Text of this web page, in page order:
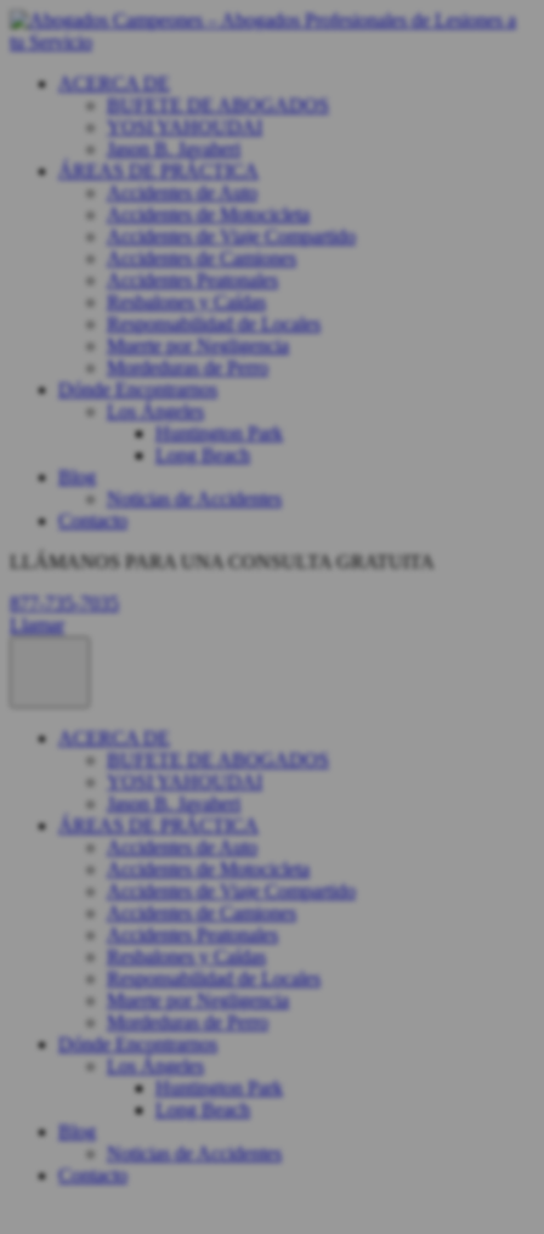
ACERCA DE
BUFETE DE ABOGADOS
YOSI YAHOUDAI
Jason B. Javaheri
ÁREAS DE PRÁCTICA
Accidentes de Auto
Accidentes de Motocicleta
Accidentes de Viaje Compartido
Accidentes de Camiones
Accidentes Peatonales
Resbalones y Caídas
Responsabilidad de Locales
Muerte por Negligencia
Mordeduras de Perro
Dónde Encontrarnos
Los Ángeles
Huntington Park
Long Beach
Blog
Noticias de Accidentes
Contacto
LLÁMANOS PARA UNA CONSULTA GRATUITA
877-735-7035
Llamar
ACERCA DE
BUFETE DE ABOGADOS
YOSI YAHOUDAI
Jason B. Javaheri
ÁREAS DE PRÁCTICA
Accidentes de Auto
Accidentes de Motocicleta
Accidentes de Viaje Compartido
Accidentes de Camiones
Accidentes Peatonales
Resbalones y Caídas
Responsabilidad de Locales
Muerte por Negligencia
Mordeduras de Perro
Dónde Encontrarnos
Los Ángeles
Huntington Park
Long Beach
Blog
Noticias de Accidentes
Contacto